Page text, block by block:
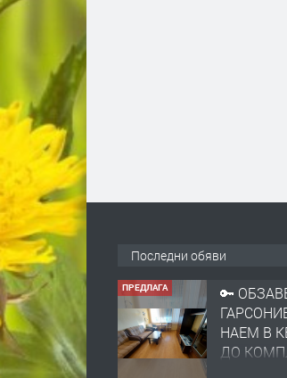
Последни обяви
ПРЕДЛАГА
🔑
НАЕМ В
ДО